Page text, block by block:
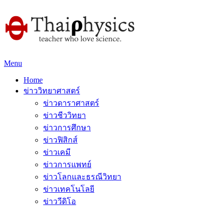
Menu
Home
ข่าววิทยาศาสตร์
ข่าวดาราศาสตร์
ข่าวชีววิทยา
ข่าวการศึกษา
ข่าวฟิสิกส์
ข่าวเคมี
ข่าวการแพทย์
ข่าวโลกและธรณีวิทยา
ข่าวเทคโนโลยี
ข่าววีดิโอ